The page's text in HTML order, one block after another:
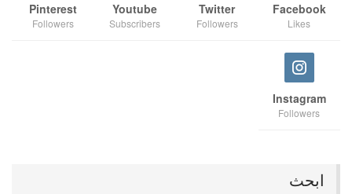
Facebook
Likes
Twitter
Followers
Youtube
Subscribers
Pinterest
Followers
Instagram
Followers
ابحث